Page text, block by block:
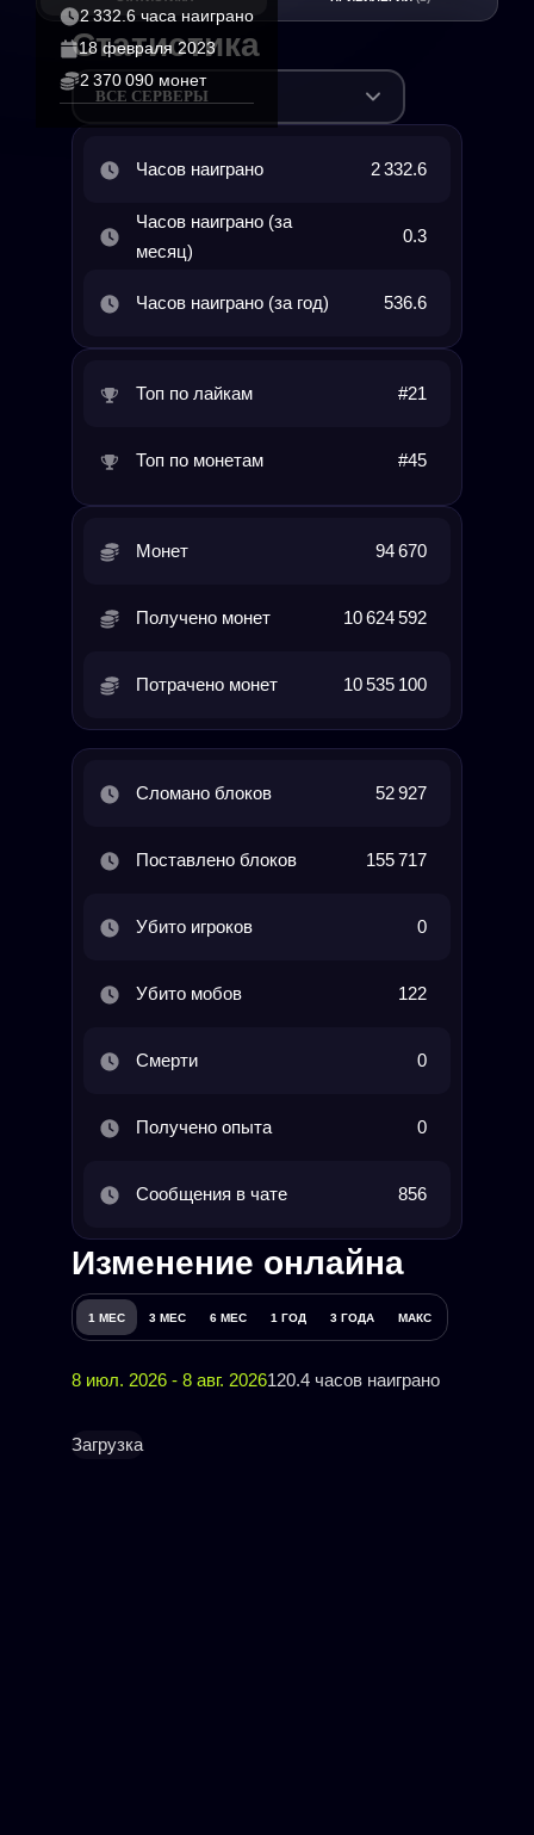
2 332.6 часа наиграно
18 февраля 2023
2 370 090 монет
Статистика
ВСЕ СЕРВЕРЫ
Часов наиграно 2 332.6
Часов наиграно (за
месяц)
0.3
Часов наиграно (за год) 536.6
Топ по лайкам #21
Топ по монетам #45
Монет 94 670
Получено монет 10 624 592
Потрачено монет 10 535 100
Сломано блоков 52 927
Поставлено блоков 155 717
Убито игроков 0
Убито мобов 122
Смерти 0
Получено опыта 0
Сообщения в чате 856
Изменение онлайна
1 МЕС 3 МЕС 6 МЕС 1 ГОД 3 ГОДА МАКС
8 июл. 2026 - 8 авг. 2026120.4 часов наиграно
Загрузка